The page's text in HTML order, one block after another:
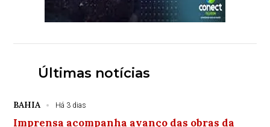
Últimas notícias
BAHIA Há 3 dias
Imprensa acompanha avanço das obras da